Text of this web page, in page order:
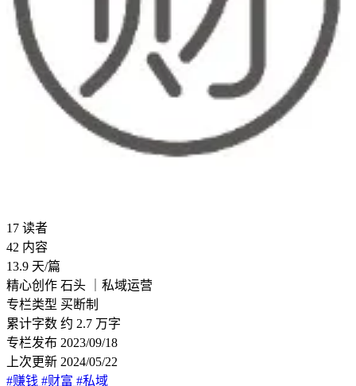
17 读者
42 内容
13.9 天/篇
精心创作 石头 ｜私域运营
专栏类型 买断制
累计字数 约 2.7 万字
专栏发布 2023/09/18
上次更新 2024/05/22
#赚钱 #财富 #私域